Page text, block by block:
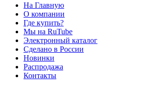
На Главную
О компании
Где купить?
Мы на RuTube
Электронный каталог
Сделано в России
Новинки
Распродажа
Контакты